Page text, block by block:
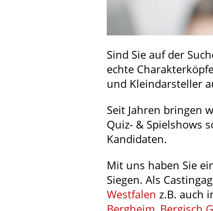
Sind Sie auf der
echte
und Kleindarsteller
Seit Jahren bringen
Quiz- & Spielshows
Kandidaten.
Mit uns haben Sie
Siegen. Als
Westfalen z.B. auch